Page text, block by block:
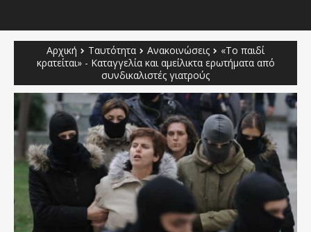
Αρχική Ταυτότητα Ανακοινώσεις
«Το παιδί
κρατείται» - Καταγγελία και αμείλικτα ερωτήματα από
συνδικαλιστές γιατρούς